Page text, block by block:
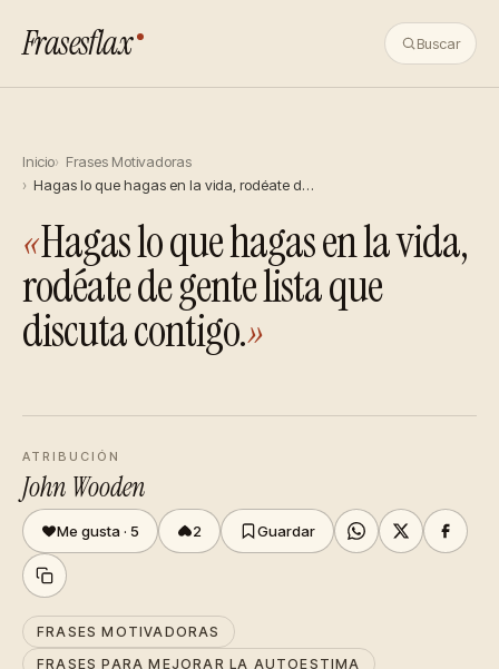
Frasesflax Buscar
Inicio
Frases Motivadoras
Hagas lo que hagas en la vida, rodéate d…
«Hagas lo que hagas en la vida,
rodéate de gente lista que
discuta contigo.»
ATRIBUCIÓN
John Wooden
Me gusta · 5 2 Guardar
FRASES MOTIVADORAS
FRASES PARA MEJORAR LA AUTOESTIMA